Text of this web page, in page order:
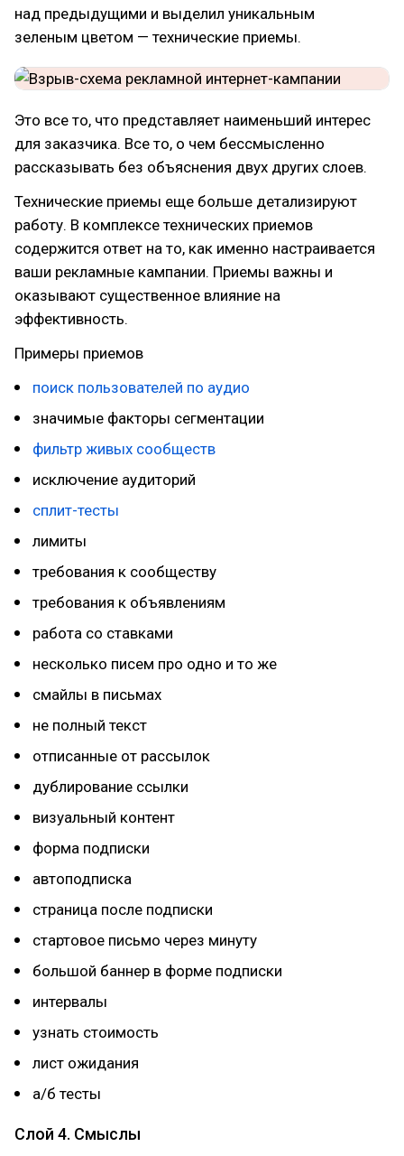
над предыдущими и выделил уникальным
зеленым цветом — технические приемы.
Это все то, что представляет наименьший интерес
для заказчика. Все то, о чем бессмысленно
рассказывать без объяснения двух других слоев.
Технические приемы еще больше детализируют
работу. В комплексе технических приемов
содержится ответ на то, как именно настраивается
ваши рекламные кампании. Приемы важны и
оказывают существенное влияние на
эффективность.
Примеры приемов
поиск пользователей по аудио
значимые факторы сегментации
фильтр живых сообществ
исключение аудиторий
сплит-тесты
лимиты
требования к сообществу
требования к объявлениям
работа со ставками
несколько писем про одно и то же
смайлы в письмах
не полный текст
отписанные от рассылок
дублирование ссылки
визуальный контент
форма подписки
автоподписка
страница после подписки
стартовое письмо через минуту
большой баннер в форме подписки
интервалы
узнать стоимость
лист ожидания
а/б тесты
Слой 4. Смыслы